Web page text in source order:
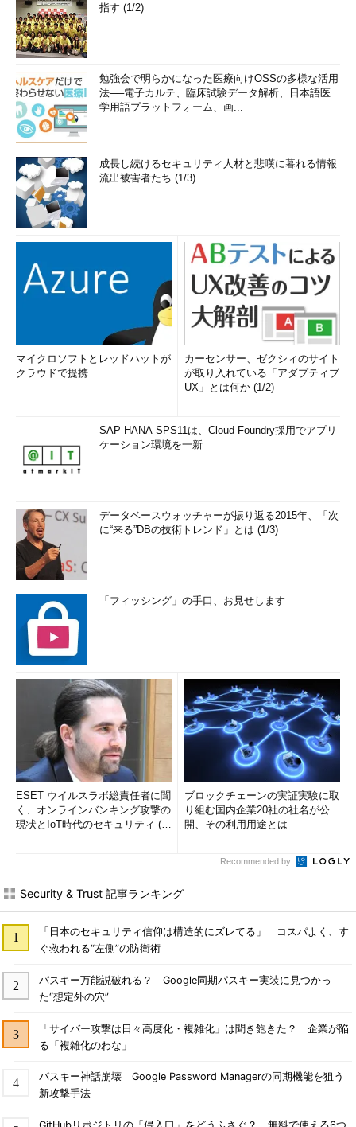
指す (1/2)
勉強会で明らかになった医療向けOSSの多様な活用
法──電子カルテ、臨床試験データ解析、日本語医
学用語プラットフォーム、画...
成長し続けるセキュリティ人材と悲嘆に暮れる情報
流出被害者たち (1/3)
マイクロソフトとレッドハットが
クラウドで提携
カーセンサー、ゼクシィのサイト
が取り入れている「アダプティブ
UX」とは何か (1/2)
SAP HANA SPS11は、Cloud Foundry採用でアプリ
ケーション環境を一新
データベースウォッチャーが振り返る2015年、「次
に“来る”DBの技術トレンド」とは (1/3)
「フィッシング」の手口、お見せします
ESET ウイルスラボ総責任者に聞
く、オンラインバンキング攻撃の
現状とIoT時代のセキュリティ (1/
ブロックチェーンの実証実験に取
り組む国内企業20社の社名が公
開、その利用用途とは
Recommended by
Security & Trust 記事ランキング
「日本のセキュリティ信仰は構造的にズレてる」 コスパよく、す
ぐ救われる“左側”の防衛術
パスキー万能説破れる？ Google同期パスキー実装に見つかっ
た“想定外の穴”
「サイバー攻撃は日々高度化・複雑化」は聞き飽きた？ 企業が陥
る「複雑化のわな」
パスキー神話崩壊 Google Password Managerの同期機能を狙う
新攻撃手法